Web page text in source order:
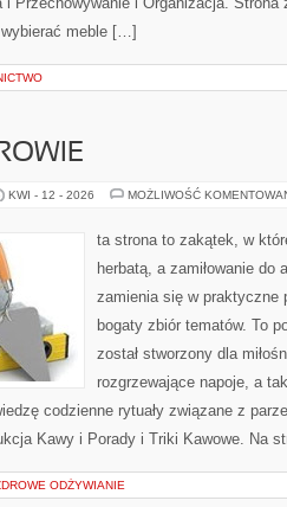
meble […]
KWI - 12 - 2026 MOŻLIWOŚĆ
ta strona to zakątek, w
herbatą, a zamiłowanie do
zamienia się w praktyczne
bogaty zbiór tematów. To
został stworzony dla
rozgrzewające napoje, a
codzienne rytuały związane z
Kawy i Porady i Triki Kawowe. Na
ODŻYWIANIE